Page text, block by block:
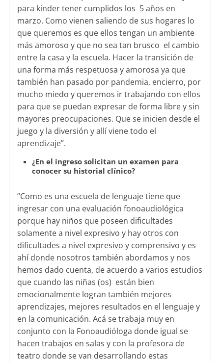
para kinder tener cumplidos los 5 años en
marzo. Como vienen saliendo de sus hogares lo
que queremos es que ellos tengan un ambiente
más amoroso y que no sea tan brusco el cambio
entre la casa y la escuela. Hacer la transición de
una forma más respetuosa y amorosa ya que
también han pasado por pandemia, encierro, por
mucho miedo y queremos ir trabajando con ellos
para que se puedan expresar de forma libre y sin
mayores preocupaciones. Que se inicien desde el
juego y la diversión y allí viene todo el
aprendizaje”.
¿En el ingreso solicitan un examen para
conocer su historial clínico?
“Como es una escuela de lenguaje tiene que
ingresar con una evaluación fonoaudiológica
porque hay niños que poseen dificultades
solamente a nivel expresivo y hay otros con
dificultades a nivel expresivo y comprensivo y es
ahí donde nosotros también abordamos y nos
hemos dado cuenta, de acuerdo a varios estudios
que cuando las niñas (os) están bien
emocionalmente logran también mejores
aprendizajes, mejores resultados en el lenguaje y
en la comunicación. Acá se trabaja muy en
conjunto con la Fonoaudióloga donde igual se
hacen trabajos en salas y con la profesora de
teatro donde se van desarrollando estas